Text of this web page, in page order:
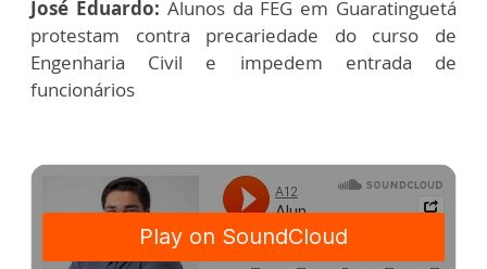
José Eduardo: Alunos da FEG em Guaratinguetá
protestam contra precariedade do curso de
Engenharia Civil e impedem entrada de
funcionários